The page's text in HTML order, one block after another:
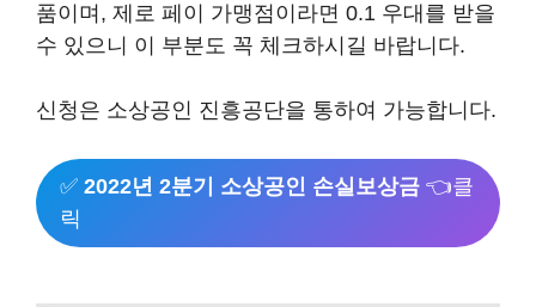
품이며, 제로 페이 가맹점이라면 0.1 우대를 받을
수 있으니 이 부분도 꼭 체크하시길 바랍니다.
신청은 소상공인 진흥공단을 통하여 가능합니다.
✅ 2022년 2분기 소상공인 손실보상금 👈클
릭